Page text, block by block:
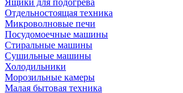
Ящики для подогрева
Отдельностоящая техника
Микроволновые печи
Посудомоечные машины
Стиральные машины
Сушильные машины
Холодильники
Морозильные камеры
Малая бытовая техника